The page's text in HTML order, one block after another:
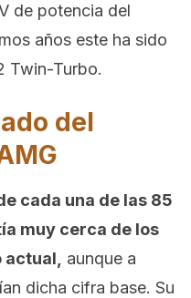
de potencia del
años este ha sido
Twin-Turbo.
del
cada una de las 85
muy cerca de los
aunque a
dicha cifra base. Su